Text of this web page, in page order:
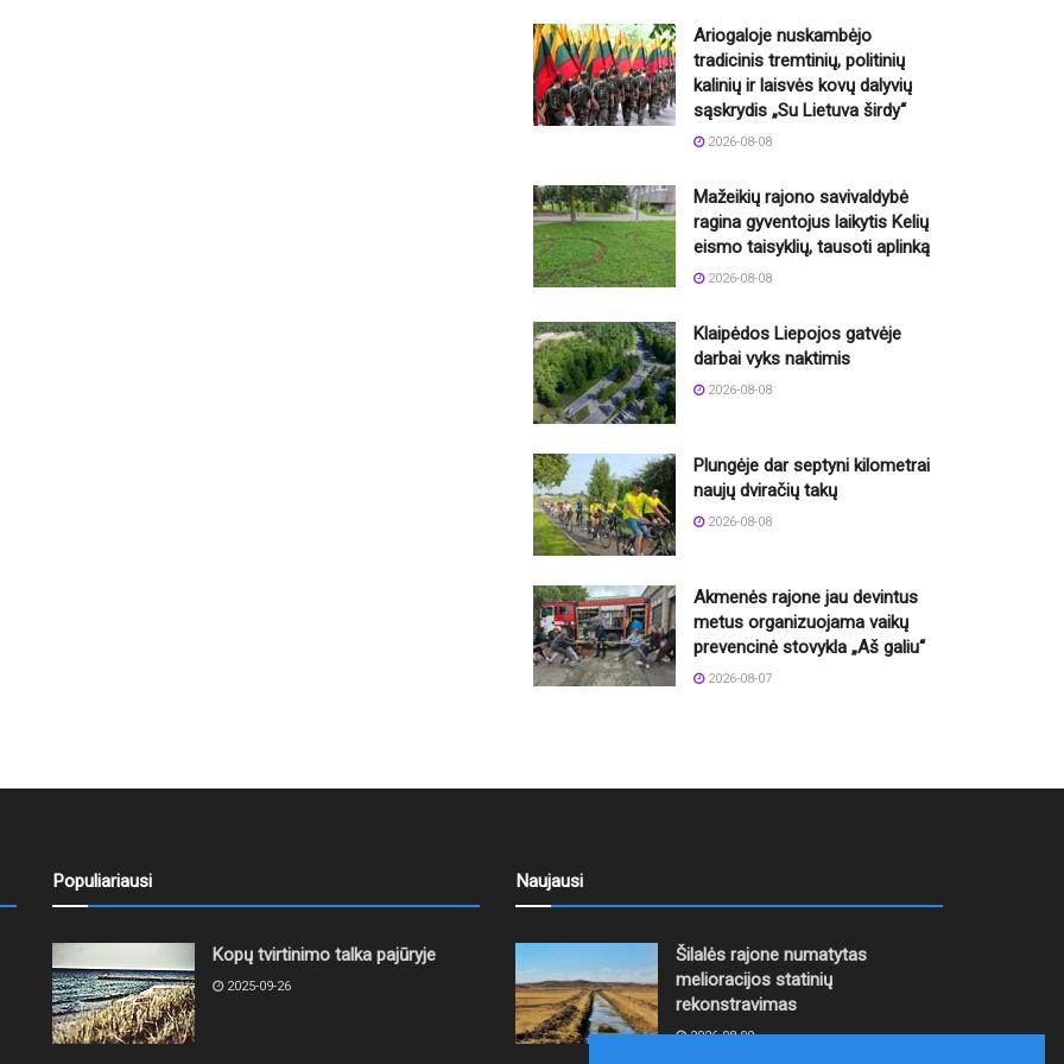
Ariogaloje nuskambėjo
tradicinis tremtinių, politinių
kalinių ir laisvės kovų dalyvių
sąskrydis „Su Lietuva širdy“
2026-08-08
Mažeikių rajono savivaldybė
ragina gyventojus laikytis Kelių
eismo taisyklių, tausoti aplinką
2026-08-08
Klaipėdos Liepojos gatvėje
darbai vyks naktimis
2026-08-08
Plungėje dar septyni kilometrai
naujų dviračių takų
2026-08-08
Akmenės rajone jau devintus
metus organizuojama vaikų
prevencinė stovykla „Aš galiu“
2026-08-07
Populiariausi
Kopų tvirtinimo talka pajūryje
2025-09-26
Naujausi
Šilalės rajone numatytas
melioracijos statinių
rekonstravimas
2026-08-09